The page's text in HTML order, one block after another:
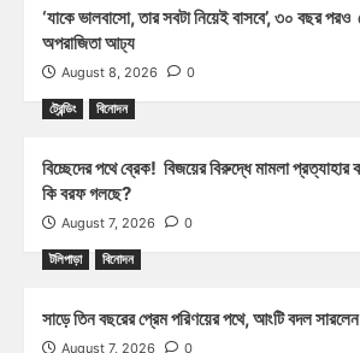
‘যাকে ভালবাসো, তার সবটা নিয়েই বাসবে’, ৩০ বছর পরও
অপরাজিতা আঢ্য
August 8, 2026 0
ট্রেন্ডিং বিনোদন
বিচ্ছেদের পথে ব্রেক! বিজয়ের বিরুদ্ধে মামলা প্রত্যাহার
কি বরফ গলছে?
August 7, 2026 0
টলিপাড়া বিনোদন
সাড়ে তিন বছরের প্রেম পরিণয়ের পথে, আংটি বদল
August 7, 2026 0